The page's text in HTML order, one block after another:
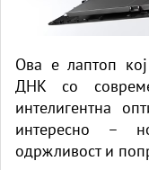
Ова е лаптоп
ДНК со
интелигентна
интересно –
одржливост и